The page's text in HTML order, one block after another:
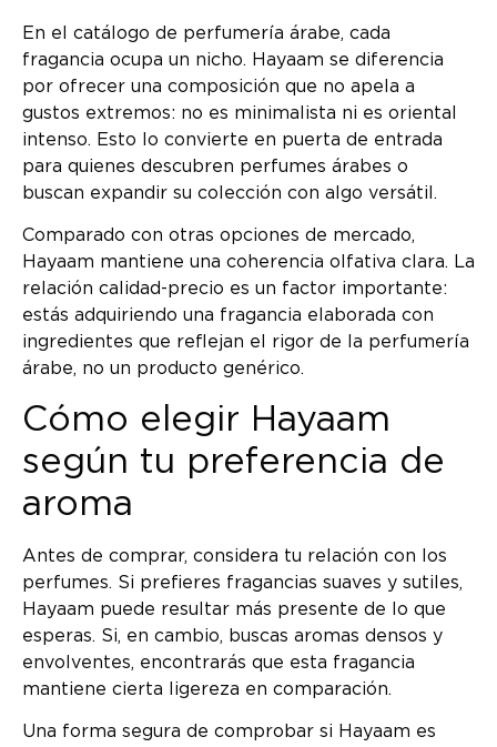
En el catálogo de perfumería árabe, cada
fragancia ocupa un nicho. Hayaam se diferencia
por ofrecer una composición que no apela a
gustos extremos: no es minimalista ni es oriental
intenso. Esto lo convierte en puerta de entrada
para quienes descubren perfumes árabes o
buscan expandir su colección con algo versátil.
Comparado con otras opciones de mercado,
Hayaam mantiene una coherencia olfativa clara. La
relación calidad-precio es un factor importante:
estás adquiriendo una fragancia elaborada con
ingredientes que reflejan el rigor de la perfumería
árabe, no un producto genérico.
Cómo elegir Hayaam
según tu preferencia de
aroma
Antes de comprar, considera tu relación con los
perfumes. Si prefieres fragancias suaves y sutiles,
Hayaam puede resultar más presente de lo que
esperas. Si, en cambio, buscas aromas densos y
envolventes, encontrarás que esta fragancia
mantiene cierta ligereza en comparación.
Una forma segura de comprobar si Hayaam es